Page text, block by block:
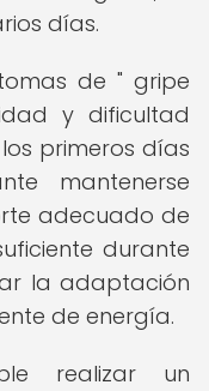
días.
de " gripe
y dificultad
primeros días
mantenerse
adecuado de
durante
la adaptación
de energía.
realizar un